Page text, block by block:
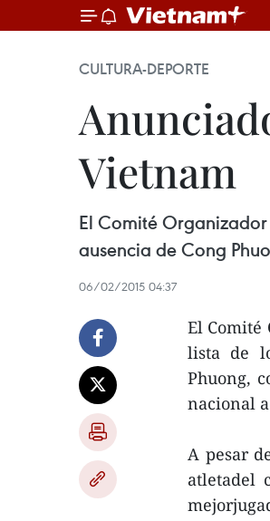
CULTURA-DEPORTE
Vietnam
El Comité
ausencia de Cong
06/02/2015 04:37
El Comité
lista de
Phuong,
nacional
A pesar
atletadel